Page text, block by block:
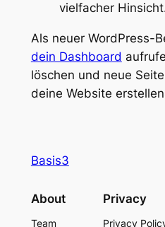
vielfacher
Als neuer WordPress-
dein Dashboard
löschen und neue
deine Website
Basis3
About
Team
Privacy
Privacy